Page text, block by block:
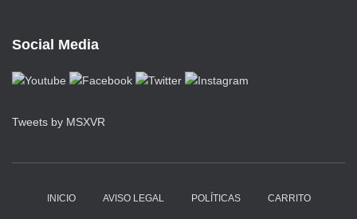
0
h
s
3
Social Media
Tweets by MSXVR
INICIO AVISO LEGAL POLÍTICAS CARRITO